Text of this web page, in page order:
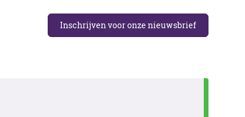
Inschrijven voor onze nieuwsbrief